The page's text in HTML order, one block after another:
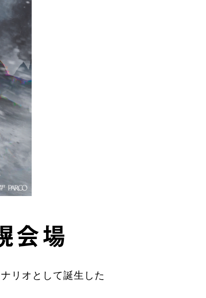
会場
リオとして誕生した